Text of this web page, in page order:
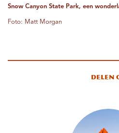
Snow Canyon State Park, een
Foto: Matt Morgan
Delen